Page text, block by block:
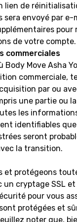
lien de
sera envoyé par e-
pour
de votre compte.
commerciales
Body Move Asha
commerciale,
par ou
une partie ou
les
identifiables
seront
la transition.
et protégeons
un cryptage SSL
pour vous
protégées et
noter que,